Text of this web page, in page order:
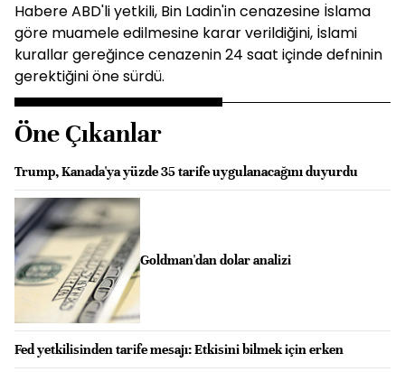
Habere ABD'li yetkili, Bin Ladin'in cenazesine İslama
göre muamele edilmesine karar verildiğini, İslami
kurallar gereğince cenazenin 24 saat içinde defninin
gerektiğini öne sürdü.
Öne Çıkanlar
Trump, Kanada'ya yüzde 35 tarife uygulanacağını duyurdu
Goldman'dan dolar analizi
Fed yetkilisinden tarife mesajı: Etkisini bilmek için erken